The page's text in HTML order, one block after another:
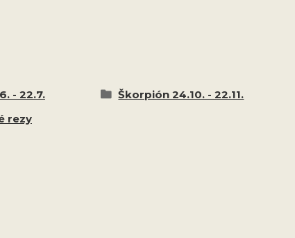
- 22.7.
Škorpión 24.10. - 22.11.
rezy